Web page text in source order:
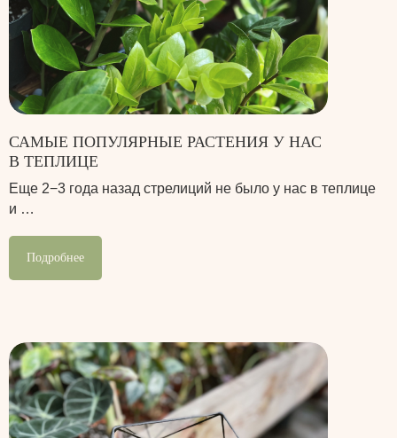
САМЫЕ ПОПУЛЯРНЫЕ РАСТЕНИЯ У НАС
В ТЕПЛИЦЕ
Еще 2−3 года назад стрелиций не было у нас в теплице
и …
Подробнее